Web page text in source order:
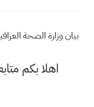
بيان وزارة الصحة العراقية
اهلا بكم